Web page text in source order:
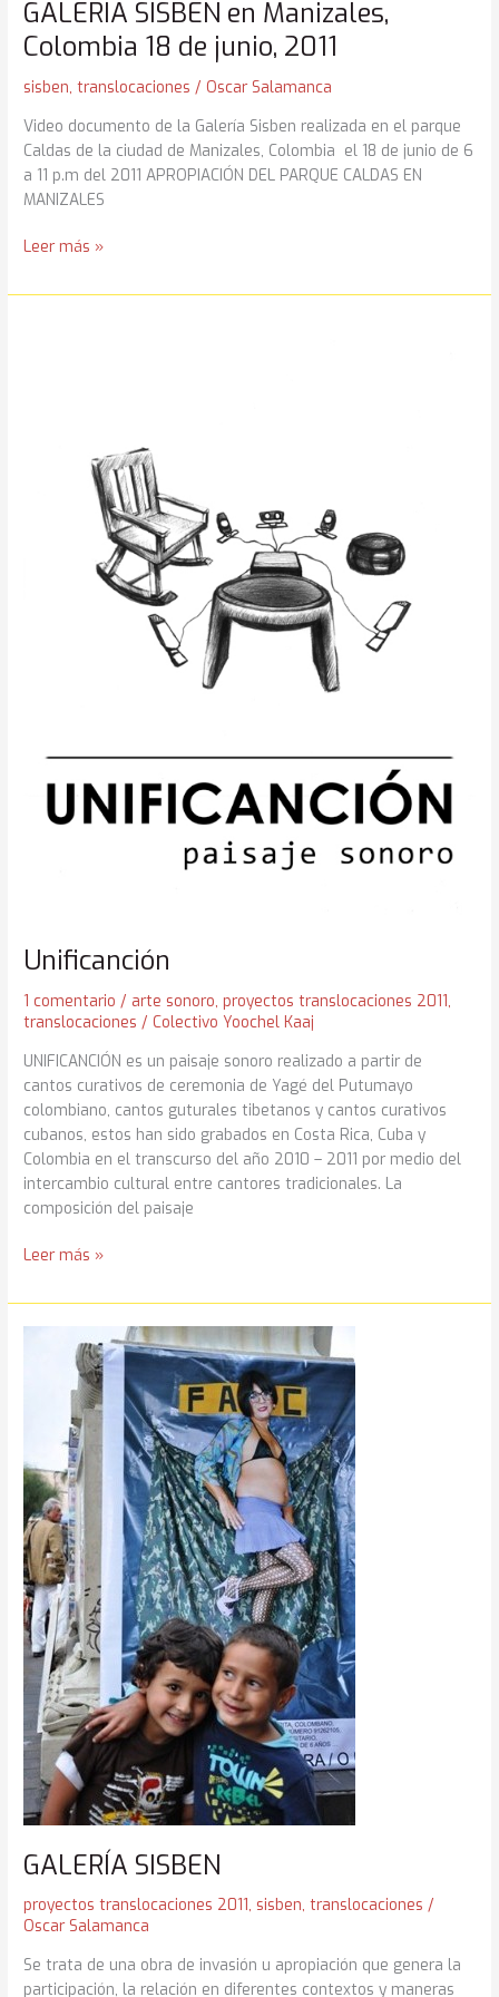
GALERIA SISBEN en Manizales,
Colombia 18 de junio, 2011
sisben,translocaciones / Oscar Salamanca
Video documento de la Galería Sisben realizada en el parque
Caldas de la ciudad de Manizales, Colombia el 18 de junio de 6
a 11 p.m del 2011 APROPIACIÓN DEL PARQUE CALDAS EN
MANIZALES
GALERIA
en
Leer más »
Unificanción
1 comentario / arte sonoro,proyectos translocaciones 2011,
translocaciones / Colectivo Yoochel Kaaj
UNIFICANCIÓN es un paisaje sonoro realizado a partir de
cantos curativos de ceremonia de Yagé del Putumayo
colombiano, cantos guturales tibetanos y cantos curativos
cubanos, estos han sido grabados en Costa Rica, Cuba y
Colombia en el transcurso del año 2010 – 2011 por medio del
intercambio cultural entre cantores tradicionales. La
composición del paisaje
Unificanción
Leer más »
GALERÍA SISBEN
proyectos translocaciones 2011, sisben,translocaciones /
Oscar Salamanca
Se trata de una obra de invasión u apropiación que genera la
participación, la relación en diferentes contextos y maneras